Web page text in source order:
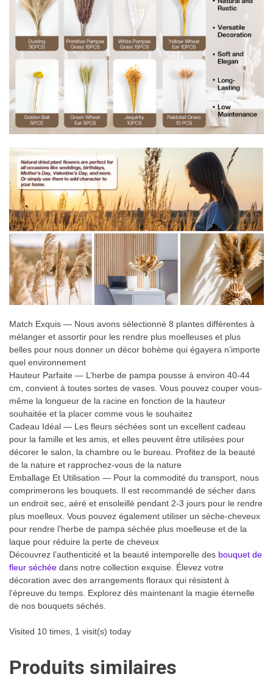
Match Exquis — Nous avons sélectionné 8 plantes différentes à
mélanger et assortir pour les rendre plus moelleuses et plus
belles pour nous donner un décor bohème qui égayera n’importe
quel environnement
Hauteur Parfaite — L’herbe de pampa pousse à environ 40-44
cm, convient à toutes sortes de vases. Vous pouvez couper vous-
même la longueur de la racine en fonction de la hauteur
souhaitée et la placer comme vous le souhaitez
Cadeau Idéal — Les fleurs séchées sont un excellent cadeau
pour la famille et les amis, et elles peuvent être utilisées pour
décorer le salon, la chambre ou le bureau. Profitez de la beauté
de la nature et rapprochez-vous de la nature
Emballage Et Utilisation — Pour la commodité du transport, nous
comprimerons les bouquets. Il est recommandé de sécher dans
un endroit sec, aéré et ensoleillé pendant 2-3 jours pour le rendre
plus moelleux. Vous pouvez également utiliser un sèche-cheveux
pour rendre l’herbe de pampa séchée plus moelleuse et de la
laque pour réduire la perte de cheveux
Découvrez l’authenticité et la beauté intemporelle des bouquet de
fleur séchée dans notre collection exquise. Élevez votre
décoration avec des arrangements floraux qui résistent à
l’épreuve du temps. Explorez dès maintenant la magie éternelle
de nos bouquets séchés.
Visited 10 times, 1 visit(s) today
Produits similaires